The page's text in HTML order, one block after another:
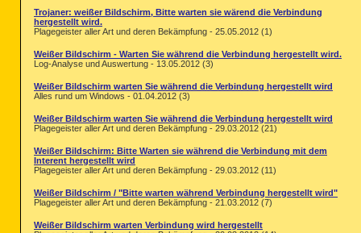
Trojaner: weißer Bildschirm, Bitte warten sie wärend die Verbindung
hergestellt wird.
Plagegeister aller Art und deren Bekämpfung - 25.05.2012 (1)
Weißer Bildschirm - Warten Sie während die Verbindung hergestellt wird.
Log-Analyse und Auswertung - 13.05.2012 (3)
Weißer Bildschirm warten Sie während die Verbindung hergestellt wird
Alles rund um Windows - 01.04.2012 (3)
Weißer Bildschirm warten Sie während die Verbindung hergestellt wird
Plagegeister aller Art und deren Bekämpfung - 29.03.2012 (21)
Weißer Bildschirm: Bitte Warten sie während die Verbindung mit dem
Interent hergestellt wird
Plagegeister aller Art und deren Bekämpfung - 29.03.2012 (11)
Weißer Bildschirm / "Bitte warten während Verbindung hergestellt wird"
Plagegeister aller Art und deren Bekämpfung - 21.03.2012 (7)
Weißer Bildschirm warten Verbindung wird hergestellt